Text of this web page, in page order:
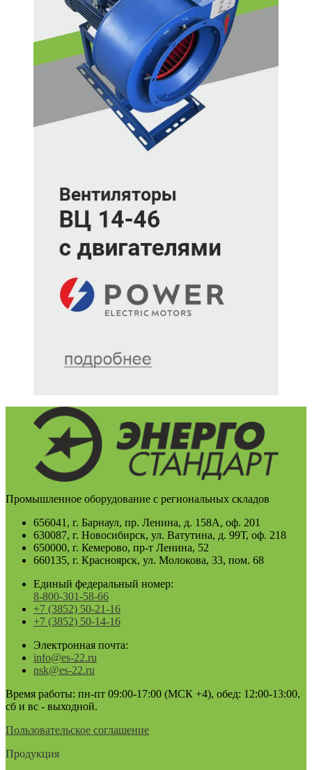
Промышленное оборудование с региональных складов
656041, г. Барнаул, пр. Ленина, д. 158А, оф. 201
630087, г. Новосибирск, ул. Ватутина, д. 99Т, оф. 218
650000, г. Кемерово, пр-т Ленина, 52
660135, г. Красноярск, ул. Молокова, 33, пом. 68
Единый федеральный номер:
8-800-301-58-66
+7 (3852) 50-21-16
+7 (3852) 50-14-16
Электронная почта:
info@es-22.ru
nsk@es-22.ru
Время работы: пн-пт 09:00-17:00 (МСК +4), обед: 12:00-13:00,
сб и вс - выходной.
Пользовательское соглашение
Продукция